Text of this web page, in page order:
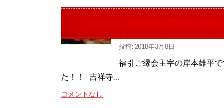
投稿: 2018年3月8日
福引ご縁会主宰の岸本雄平
た！！ 吉祥寺…
コメントなし